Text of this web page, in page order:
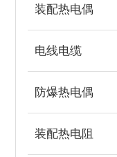
装配热电偶
电线电缆
防爆热电偶
装配热电阻